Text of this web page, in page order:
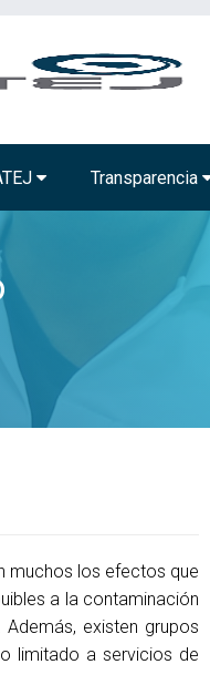
Transparencia
muchos los efectos que
a la contaminación
existen grupos
limitado a servicios de